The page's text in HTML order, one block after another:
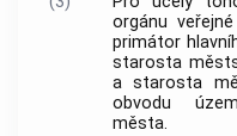
orgánu
primátor
starosta
a starosta
obvodu
města.